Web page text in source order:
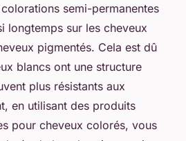
semi-permanentes
longtemps sur les cheveux
pigmentés. Cela est dû
blancs ont une structure
plus résistants aux
en utilisant des produits
pour cheveux colorés, vous